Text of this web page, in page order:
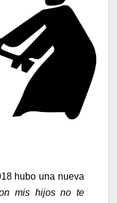
hubo una nueva
mis hijos no te